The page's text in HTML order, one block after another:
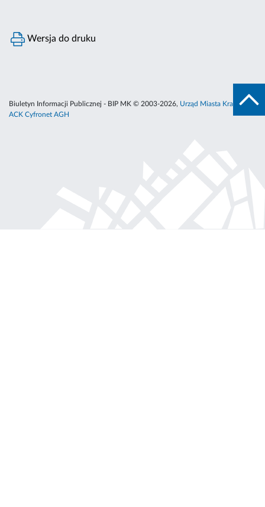
Wersja do druku
Biuletyn Informacji Publicznej - BIP MK © 2003-2026, Urząd Miasta Krakowa
ACK Cyfronet AGH